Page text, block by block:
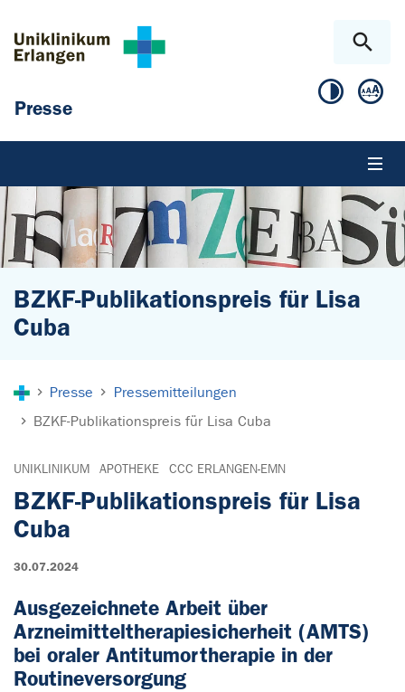
Presse
BZKF-Publikationspreis für Lisa
Cuba
Presse
Pressemitteilungen
BZKF-Publikationspreis für Lisa Cuba
UNIKLINIKUM APOTHEKE CCC ERLANGEN-EMN
BZKF-Publikationspreis für Lisa
Cuba
30.07.2024
Ausgezeichnete Arbeit über
Arzneimitteltherapiesicherheit (AMTS)
bei oraler Antitumortherapie in der
Routineversorgung